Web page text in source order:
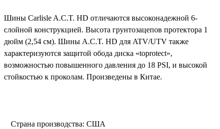
Шины Carlisle A.C.T. HD отличаются высоконадежной 6-
слойной конструкцией. Высота грунтозацепов протектора 1
дюйм (2,54 см). Шины A.C.T. HD для ATV/UTV также
характеризуются защитой обода диска «toprotect»,
возможностью повышенного давления до 18 PSI, и высокой
стойкостью к проколам. Произведены в Китае.
Страна производства: США